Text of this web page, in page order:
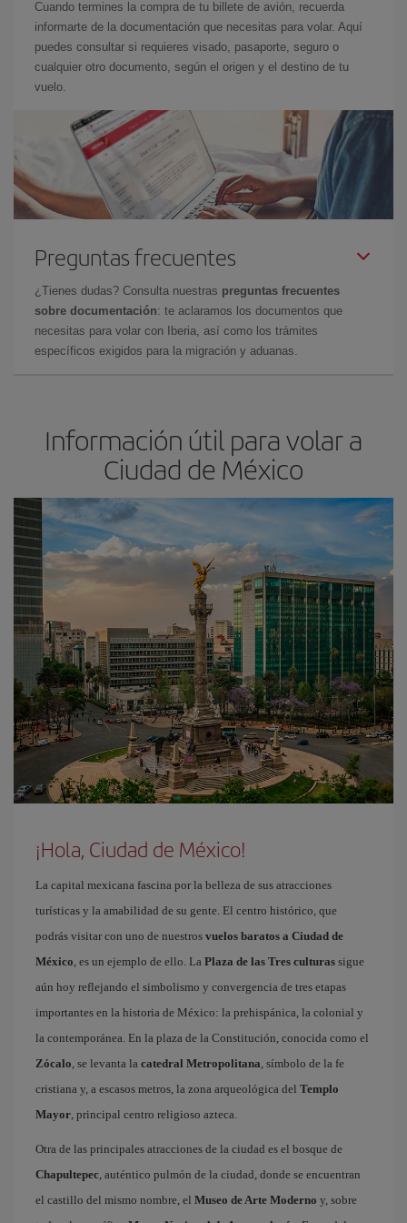
Cuando termines la compra de tu billete de avión, recuerda
informarte de la documentación que necesitas para volar. Aquí
puedes consultar si requieres visado, pasaporte, seguro o
cualquier otro documento, según el origen y el destino de tu
vuelo.
Preguntas frecuentes
¿Tienes dudas? Consulta nuestras preguntas frecuentes
sobre documentación: te aclaramos los documentos que
necesitas para volar con Iberia, así como los trámites
específicos exigidos para la migración y aduanas.
Información útil para volar a
Ciudad de México
¡Hola, Ciudad de México!
La capital mexicana fascina por la belleza de sus atracciones
turísticas y la amabilidad de su gente. El centro histórico, que
podrás visitar con uno de nuestros vuelos baratos a Ciudad de
México, es un ejemplo de ello. La Plaza de las Tres culturas sigue
aún hoy reflejando el simbolismo y convergencia de tres etapas
importantes en la historia de México: la prehispánica, la colonial y
la contemporánea. En la plaza de la Constitución, conocida como el
Zócalo, se levanta la catedral Metropolitana, símbolo de la fe
cristiana y, a escasos metros, la zona arqueológica del Templo
Mayor, principal centro religioso azteca.
Otra de las principales atracciones de la ciudad es el bosque de
Chapultepec, auténtico pulmón de la ciudad, donde se encuentran
el castillo del mismo nombre, el Museo de Arte Moderno y, sobre